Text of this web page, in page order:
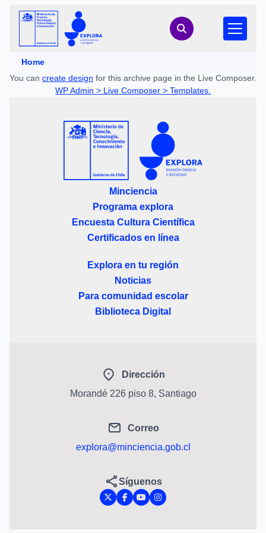
Home
You can create design for this archive page in the Live Composer.
WP Admin > Live Composer > Templates.
Minciencia
Programa explora
Encuesta Cultura Científica
Certificados en línea
Explora en tu región
Noticias
Para comunidad escolar
Biblioteca Digital
Dirección
Morandé 226 piso 8, Santiago
Correo
explora@minciencia.gob.cl
Síguenos